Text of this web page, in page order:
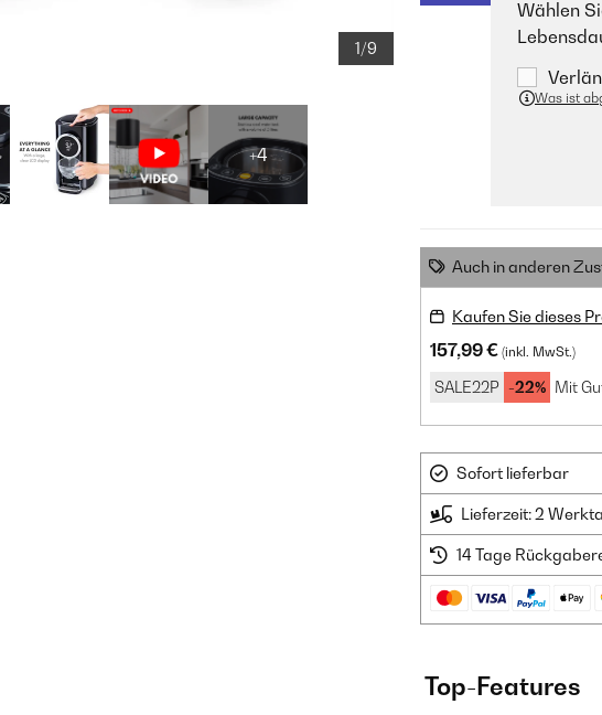
1/9
+4
Wählen
Was ist
Auch in anderen
Kaufen Sie dieses
157,99 € (inkl. MwSt.)
SALE22P -22% Mit
Sofort lieferbar
Lieferzeit: 2
14 Tage
Top-Features